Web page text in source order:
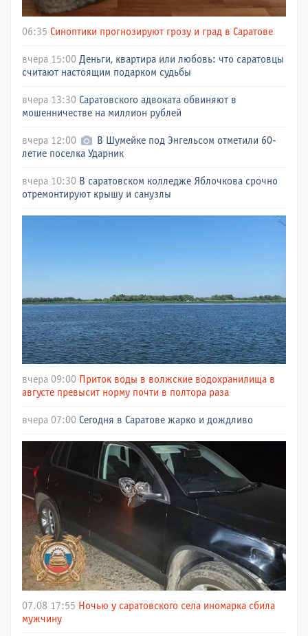
06:35 Синоптики прогнозируют грозу и град в Саратове
вчера 15:00 Деньги, квартира или любовь: что саратовцы
считают настоящим подарком судьбы
вчера 13:30 Саратовского адвоката обвиняют в
мошенничестве на миллион рублей
вчера 12:00
В Шумейке под Энгельсом отметили 60-
летие поселка Ударник
вчера 10:30 В саратовском колледже Яблочкова срочно
отремонтируют крышу и санузлы
вчера 09:00 Приток воды в волжские водохранилища в
августе превысит норму почти в полтора раза
вчера 07:00 Сегодня в Саратове жарко и дождливо
07.08 17:55 Ночью у саратовского села иномарка сбила
мужчину